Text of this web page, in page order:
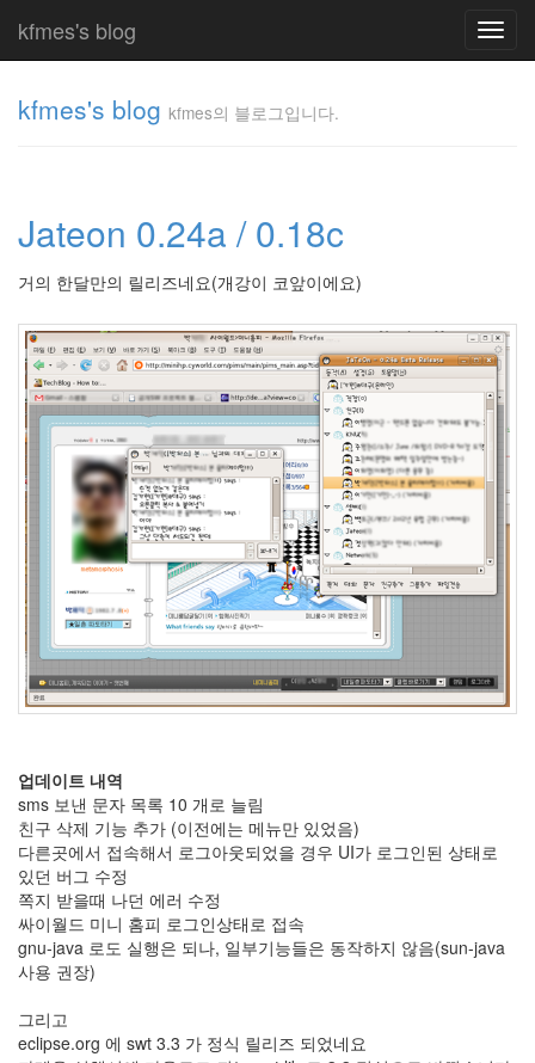
kfmes's blog
kfmes's blog kfmes의 블로그입니다.
Jateon 0.24a / 0.18c
거의 한달만의 릴리즈네요(개강이 코앞이에요)
업데이트 내역
sms 보낸 문자 목록 10 개로 늘림
친구 삭제 기능 추가 (이전에는 메뉴만 있었음)
다른곳에서 접속해서 로그아웃되었을 경우 UI가 로그인된 상태로
있던 버그 수정
쪽지 받을때 나던 에러 수정
싸이월드 미니 홈피 로그인상태로 접속
gnu-java 로도 실행은 되나, 일부기능들은 동작하지 않음(sun-java
사용 권장)
그리고
eclipse.org 에 swt 3.3 가 정식 릴리즈 되었네요
입니
다.
Tag
Cloud
kfmes
JateON
테
슬
라
Java
자
테
온
델
전
기
차
ubuntu
PSP
90D